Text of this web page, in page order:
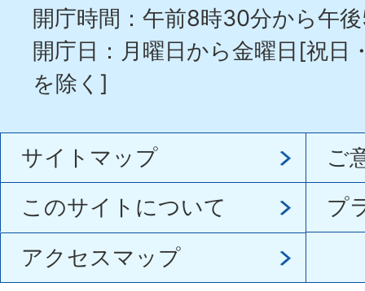
開庁時間：午前8時30分から午
開庁日：月曜日から金曜日[祝日
を除く]
サイトマップ
ご
このサイトについて
プ
アクセスマップ